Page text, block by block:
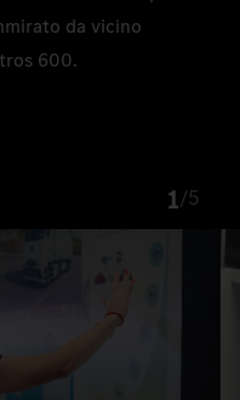
da vicino
600.
1/5